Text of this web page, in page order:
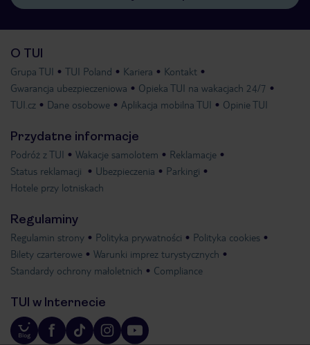
O TUI
Grupa TUI TUI Poland Kariera
Kontakt
Gwarancja ubezpieczeniowa
Opieka TUI na wakacjach 24/7
TUI.cz
Dane osobowe Aplikacja mobilna TUI Opinie TUI
Przydatne informacje
Podróż z TUI Wakacje samolotem
Reklamacje
Status reklamacji
Ubezpieczenia
Parkingi
Hotele przy lotniskach
Regulaminy
Regulamin strony Polityka prywatności
Polityka cookies
Bilety czarterowe
Warunki imprez turystycznych
Standardy ochrony małoletnich
Compliance
TUI w Internecie